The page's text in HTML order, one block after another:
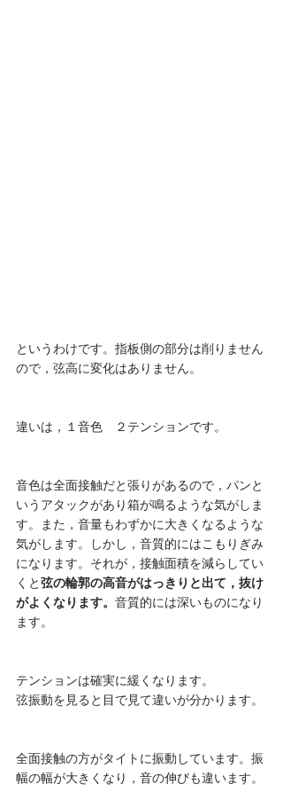
というわけです。指板側の部分は削りません
ので，弦高に変化はありません。
違いは，１音色　２テンションです。
音色は全面接触だと張りがあるので，パンと
いうアタックがあり箱が鳴るような気がしま
す。また，音量もわずかに大きくなるような
気がします。しかし，音質的にはこもりぎみ
になります。それが，接触面積を減らしてい
くと弦の輪郭の高音がはっきりと出て，抜け
がよくなります。 音質的には深いものになり
ます。
テンションは確実に緩くなります。
弦振動を見ると目で見て違いが分かります。
全面接触の方がタイトに振動しています。振
幅の幅が大きくなり，音の伸びも違います。